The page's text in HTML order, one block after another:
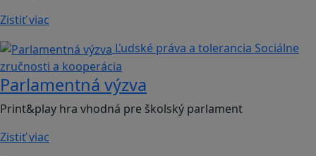
Zistiť viac
Ľudské práva a tolerancia Sociálne
zručnosti a kooperácia
Parlamentná výzva
Print&play hra vhodná pre školský parlament
Zistiť viac